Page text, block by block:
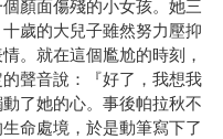
顏面傷殘的小女孩。她三
歲的大兒子雖然努力壓抑
。就在這個尷尬的時刻，
聲音說：『好了，我想我
了她的心。事後帕拉秋不
命處境，於是動筆寫下了